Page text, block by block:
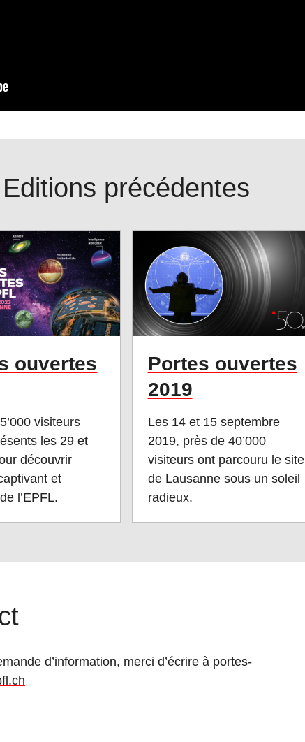
Editions précédentes
ouvertes
visiteurs
les 29 et
découvrir
et
l’EPFL.
Portes ouvertes
2019
Les 14 et 15 septembre
2019, près de 40’000
visiteurs ont parcouru le site
de Lausanne sous un soleil
radieux.
d’information, merci d’écrire à portes-